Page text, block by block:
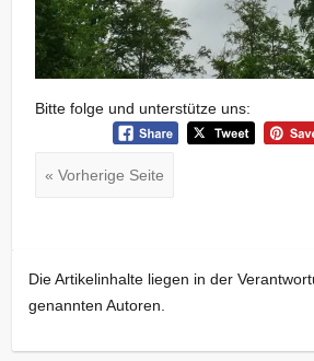
Bitte folge und unterstütze uns:
« Vorherige Seite
Die Artikelinhalte liegen in der
genannten Autoren.